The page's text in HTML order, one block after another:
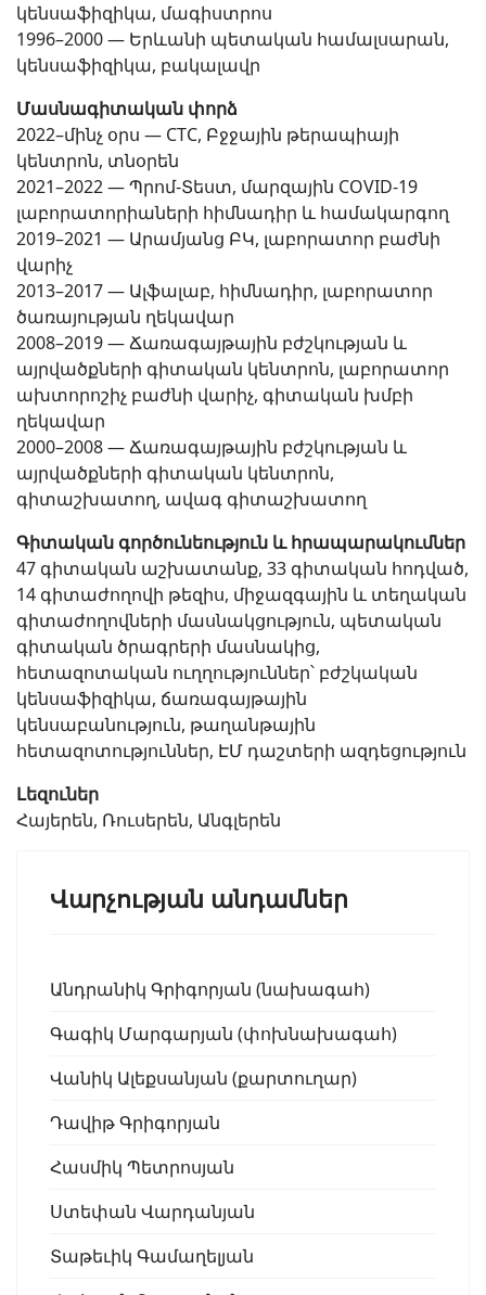
կենսաֆիզիկա, մագիստրոս
1996–2000 — Երևանի պետական համալսարան,
կենսաֆիզիկա, բակալավր
Մասնագիտական փորձ
2022–մինչ օրս — CTC, Բջջային թերապիայի
կենտրոն, տնօրեն
2021–2022 — Պրոմ-Տեստ, մարզային COVID-19
լաբորատորիաների հիմնադիր և համակարգող
2019–2021 — Արամյանց ԲԿ, լաբորատոր բաժնի
վարիչ
2013–2017 — Ալֆալաբ, հիմնադիր, լաբորատոր
ծառայության ղեկավար
2008–2019 — Ճառագայթային բժշկության և
այրվածքների գիտական կենտրոն, լաբորատոր
ախտորոշիչ բաժնի վարիչ, գիտական խմբի
ղեկավար
2000–2008 — Ճառագայթային բժշկության և
այրվածքների գիտական կենտրոն,
գիտաշխատող, ավագ գիտաշխատող
Գիտական գործունեություն և հրապարակումներ
47 գիտական աշխատանք, 33 գիտական հոդված,
14 գիտաժողովի թեզիս, միջազգային և տեղական
գիտաժողովների մասնակցություն, պետական
գիտական ծրագրերի մասնակից,
հետազոտական ուղղություններ՝ բժշկական
կենսաֆիզիկա, ճառագայթային
կենսաբանություն, թաղանթային
հետազոտություններ, ԷՄ դաշտերի ազդեցություն
Լեզուներ
Հայերեն, Ռուսերեն, Անգլերեն
Վարչության անդամներ
Անդրանիկ Գրիգորյան (նախագահ)
Գագիկ Մարգարյան (փոխնախագահ)
Վանիկ Ալեքսանյան (քարտուղար)
Դավիթ Գրիգորյան
Հասմիկ Պետրոսյան
Ստեփան Վարդանյան
Տաթեւիկ Գամաղելյան